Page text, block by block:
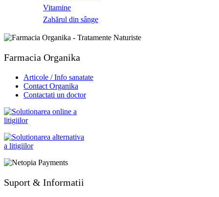
Vitamine
Zahărul din sânge
Farmacia Organika
Articole / Info sanatate
Contact Organika
Contactati un doctor
Suport & Informatii